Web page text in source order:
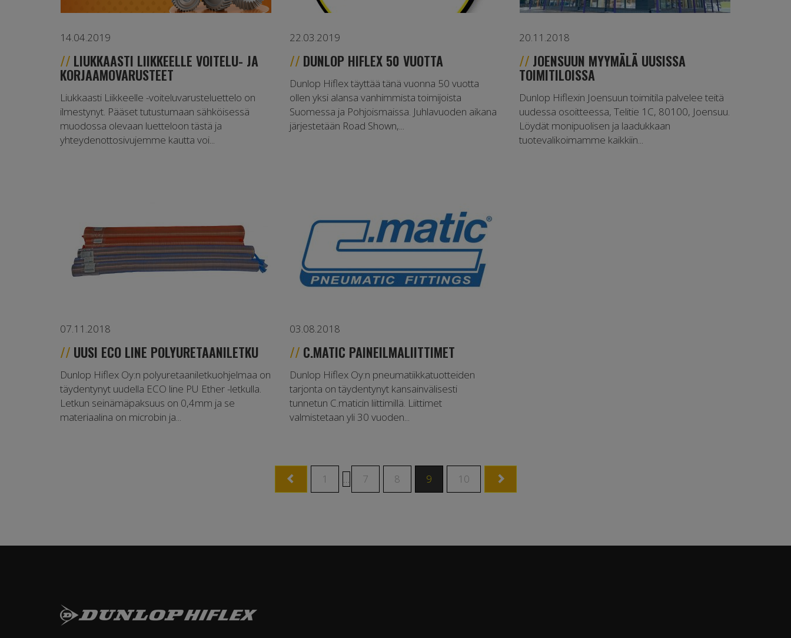
14.04.2019
LIUKKAASTI LIIKKEELLE VOITELU- JA
KORJAAMOVARUSTEET
Liukkaasti Liikkeelle -voiteluvarusteluettelo on
ilmestynyt. Pääset tutustumaan sähköisessä
muodossa olevaan luetteloon tästä ja
yhteydenottosivujemme kautta voi...
22.03.2019
DUNLOP HIFLEX 50 VUOTTA
Dunlop Hiflex täyttää tänä vuonna 50 vuotta
ollen yksi alansa vanhimmista toimijoista
Suomessa ja Pohjoismaissa. Juhlavuoden aikana
järjestetään Road Shown,...
20.11.2018
JOENSUUN MYYMÄLÄ UUSISSA
TOIMITILOISSA
Dunlop Hiflexin Joensuun toimitila palvelee teitä
uudessa osoitteessa, Telitie 1C, 80100, Joensuu.
Löydät monipuolisen ja laadukkaan
tuotevalikoimamme kaikkiin...
07.11.2018
UUSI ECO LINE POLYURETAANILETKU
Dunlop Hiflex Oy:n polyuretaaniletkuohjelmaa on
täydentynyt uudella ECO line PU Ether -letkulla.
Letkun seinämäpaksuus on 0,4mm ja se
materiaalina on microbin ja...
03.08.2018
C.MATIC PAINEILMALIITTIMET
Dunlop Hiflex Oy:n pneumatiikkatuotteiden
tarjonta on täydentynyt kansainvälisesti
tunnetun C.maticin liittimillä. Liittimet
valmistetaan yli 30 vuoden...
1 … 7 8 9 10